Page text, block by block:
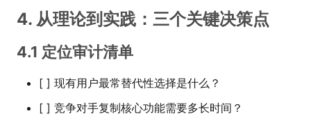
4. 从理论到实践：三个关键决策点
4.1 定位审计清单
[ ] 现有用户最常替代性选择是什么？
[ ] 竞争对手复制核心功能需要多长时间？